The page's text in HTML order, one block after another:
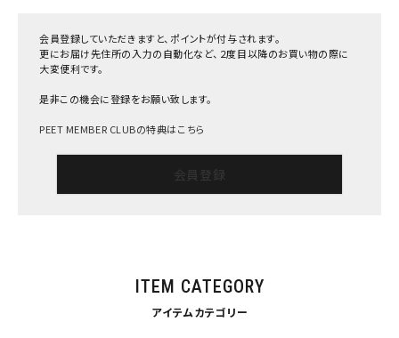
会員登録していただきますと、ポイントが付与されます。
更にお届け先住所の入力の自動化など、２度目以降のお買い物の際に
大変便利です。
是非この機会に登録をお願い致します。
PEET MEMBER CLUBの特典はこちら
会員登録
ITEM CATEGORY
アイテムカテゴリー